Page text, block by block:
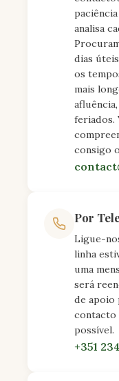
analisa
dias
os
mais
feriados.
consigo
Por
Ligue-
linha
uma
será
de apoio
contacto
possível.
+351